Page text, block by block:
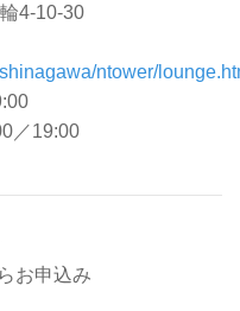
4-10-30
ntower/
19:00
お申込み